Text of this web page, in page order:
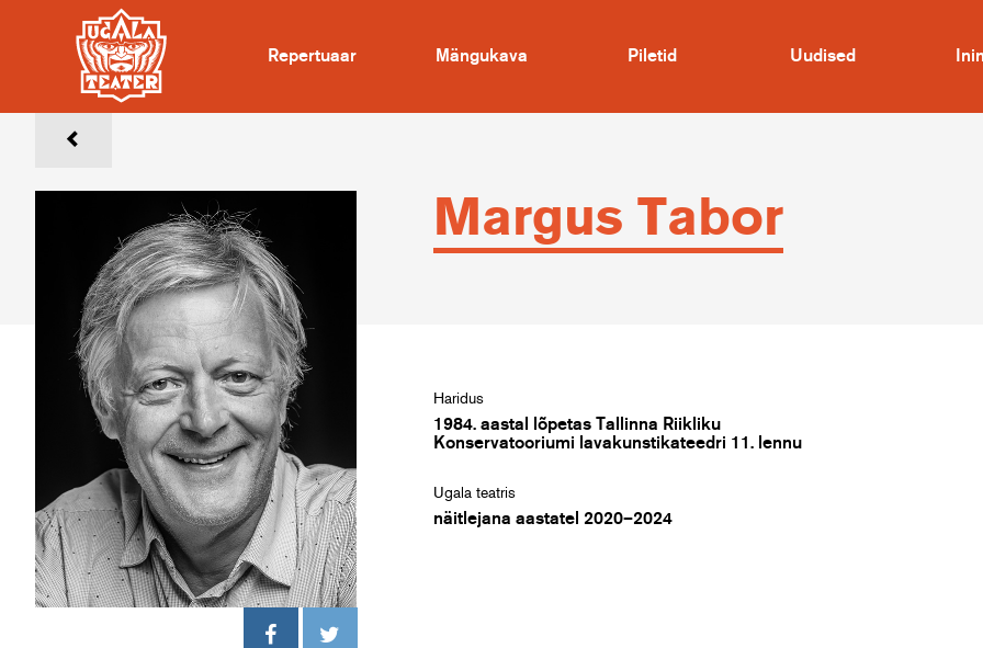
Repertuaar Mängukava Piletid Uudised
Margus Tabor
Haridus
1984. aastal lõpetas Tallinna Riikliku
Konservatooriumi lavakunstikateedri 11. lennu
Ugala teatris
näitlejana aastatel 2020–2024